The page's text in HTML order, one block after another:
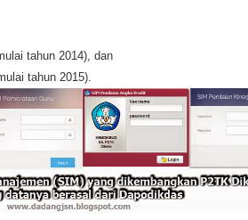
tahun 2014), dan
tahun 2015).